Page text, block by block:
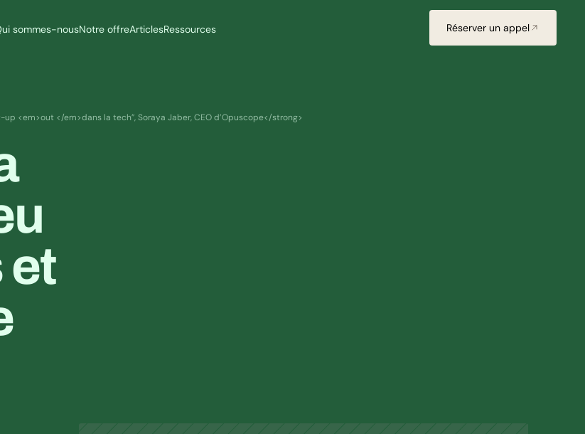
sommes-nousNotre offreArticlesRessources Réserver un appel
<em>out </em>dans la tech”, Soraya Jaber, CEO d’Opuscope</strong>
et